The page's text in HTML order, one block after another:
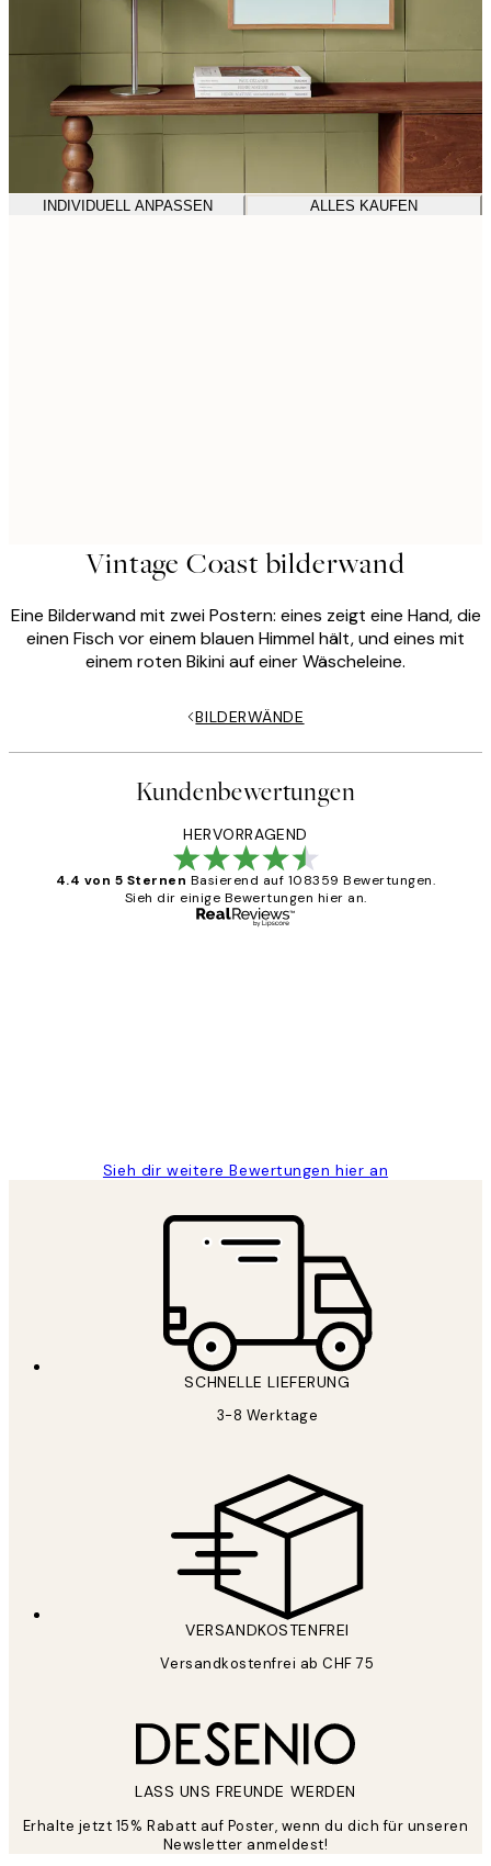
INDIVIDUELL ANPASSEN ALLES KAUFEN
Vintage Coast bilderwand
Eine Bilderwand mit zwei Postern: eines zeigt eine Hand, die
einen Fisch vor einem blauen Himmel hält, und eines mit
einem roten Bikini auf einer Wäscheleine.
BILDERWÄNDE
Kundenbewertungen
HERVORRAGEND
4.4 von 5 Sternen Basierend auf 108359 Bewertungen.
Sieh dir einige Bewertungen hier an.
Sieh dir weitere Bewertungen hier an
SCHNELLE LIEFERUNG
3-8 Werktage
VERSANDKOSTENFREI
Versandkostenfrei ab CHF 75
LASS UNS FREUNDE WERDEN
Erhalte jetzt 15% Rabatt auf Poster, wenn du dich für unseren
Newsletter anmeldest!